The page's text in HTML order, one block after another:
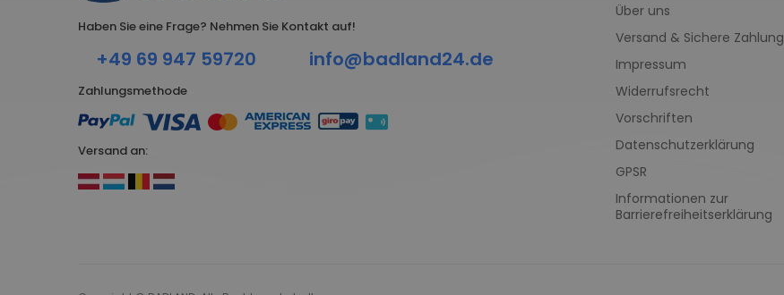
Haben Sie eine Frage? Nehmen Sie Kontakt auf!
+49 69 947 59720 info@badland24.de
Zahlungsmethode
Versand an:
Über uns
Versand & Sichere Zahlung
Impressum
Widerrufsrecht
Vorschriften
Datenschutzerklärung
GPSR
Informationen zur
Barrierefreiheitserklärung